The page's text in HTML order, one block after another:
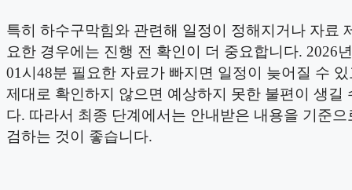
특히 하수구막힘와 관련해 일정이 정해지거나 자료
요한 경우에는 진행 전 확인이 더 중요합니다. 2026
01시48분 필요한 자료가 빠지면 일정이 늦어질 수
제대로 확인하지 않으면 예상하지 못한 불편이 생길
다. 따라서 최종 단계에서는 안내받은 내용을 기준으
검하는 것이 좋습니다.